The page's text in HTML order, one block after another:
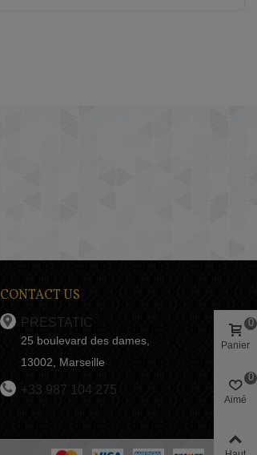
CONTACT US
PRESTATIC
25 boulevard des dames,
13002, Marseille
+33 987 104 275
Panier
0
Aimé
0